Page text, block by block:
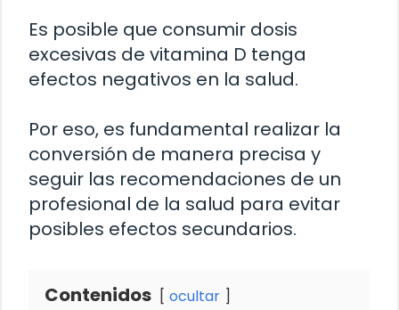
Es posible que consumir dosis
excesivas de vitamina D tenga
efectos negativos en la salud.
Por eso, es fundamental realizar la
conversión de manera precisa y
seguir las recomendaciones de un
profesional de la salud para evitar
posibles efectos secundarios.
Contenidos ocultar